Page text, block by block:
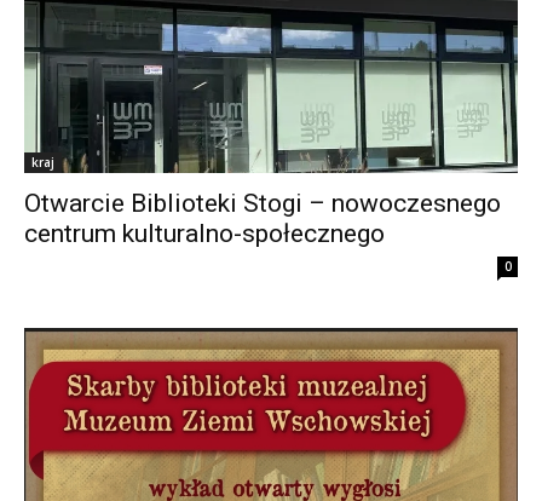
kraj
Otwarcie Biblioteki Stogi – nowoczesnego
centrum kulturalno-społecznego
0